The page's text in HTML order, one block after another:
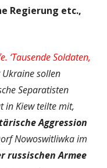
Regierung etc.,
‘Tausende Soldaten,
sollen
Separatisten
in Kiew teilte mit,
Aggression
Nowoswitliwka im
russischen Armee